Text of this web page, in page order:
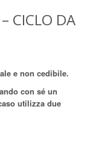
CICLO DA
e non cedibile.
con sé un
utilizza due